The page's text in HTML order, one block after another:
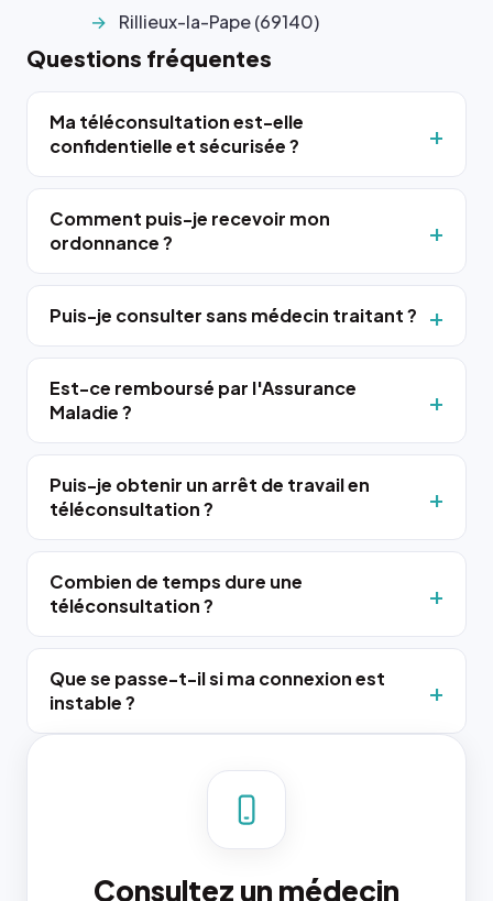
Rillieux-la-Pape (69140)
Questions fréquentes
Ma téléconsultation est-elle
confidentielle et sécurisée ?
Comment puis-je recevoir mon
ordonnance ?
Puis-je consulter sans médecin traitant ?
Est-ce remboursé par l'Assurance
Maladie ?
Puis-je obtenir un arrêt de travail en
téléconsultation ?
Combien de temps dure une
téléconsultation ?
Que se passe-t-il si ma connexion est
instable ?
Consultez un médecin